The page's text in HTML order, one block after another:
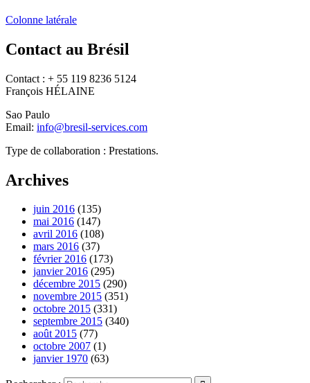
Colonne latérale
Contact au Brésil
Contact : + 55 119 8236 5124
François HÉLAINE
Sao Paulo
Email: info@bresil-services.com
Type de collaboration : Prestations.
Archives
juin 2016 (135)
mai 2016 (147)
avril 2016 (108)
mars 2016 (37)
février 2016 (173)
janvier 2016 (295)
décembre 2015 (290)
novembre 2015 (351)
octobre 2015 (331)
septembre 2015 (340)
août 2015 (77)
octobre 2007 (1)
janvier 1970 (63)